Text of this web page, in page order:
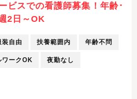
ビスでの看護師募集！年齢･
2日～OK
装自由 扶養範囲内 年齢不問
ワークOK 夜勤なし